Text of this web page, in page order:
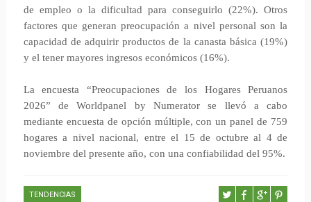
de empleo o la dificultad para conseguirlo (22%). Otros
factores que generan preocupación a nivel personal son la
capacidad de adquirir productos de la canasta básica (19%)
y el tener mayores ingresos económicos (16%).
La encuesta “Preocupaciones de los Hogares Peruanos
2026” de Worldpanel by Numerator se llevó a cabo
mediante encuesta de opción múltiple, con un panel de 759
hogares a nivel nacional, entre el 15 de octubre al 4 de
noviembre del presente año, con una confiabilidad del 95%.
TENDENCIAS